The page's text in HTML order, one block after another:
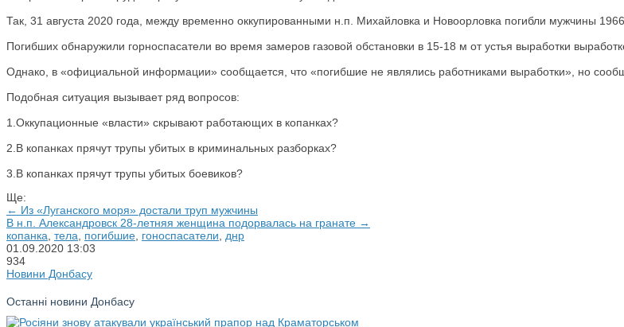
Так, 31 августа 2020 года, между временно оккупированными н.п. Михайловка и Новоорловка погибли мужчины
Погибших обнаружили горноспасатели во время замеров газовой обстановки в 15-18 м от устья выработки
Однако, в «официальной информации» сообщается, что «погибшие не являлись работниками выработки», но
Подобная ситуация вызывает ряд вопросов:
1.Оккупационные «власти» скрывают работающих в копанках?
2.В копанках прячут трупы убитых в криминальных разборках?
3.В копанках прячут трупы убитых боевиков?
Ще:
← Из «Луганского моря» достали труп мужчины
В н.п. Александровск 28-летняя женщина подорвалась на гранате →
копанка тела погибшие гоноспасатели
днр
01.09.2020 13:03
934
Новини Донбасу
Останні новини Донбасу